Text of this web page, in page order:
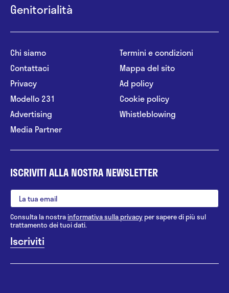
Genitorialità
Chi siamo
Contattaci
Privacy
Modello 231
Advertising
Media Partner
Termini e condizioni
Mappa del sito
Ad policy
Cookie policy
Whistleblowing
ISCRIVITI ALLA NOSTRA NEWSLETTER
Consulta la nostrainformativa sulla privacy per sapere di più sul
trattamento dei tuoi dati.